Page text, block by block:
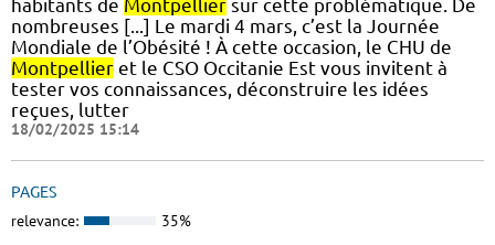
habitants de Montpellier sur cette problématique. De
nombreuses [...] Le mardi 4 mars, c’est la Journée
Mondiale de l’Obésité ! À cette occasion, le CHU de
Montpellier et le CSO Occitanie Est vous invitent à
tester vos connaissances, déconstruire les idées
reçues, lutter
18/02/2025 15:14
PAGES
relevance: 35%